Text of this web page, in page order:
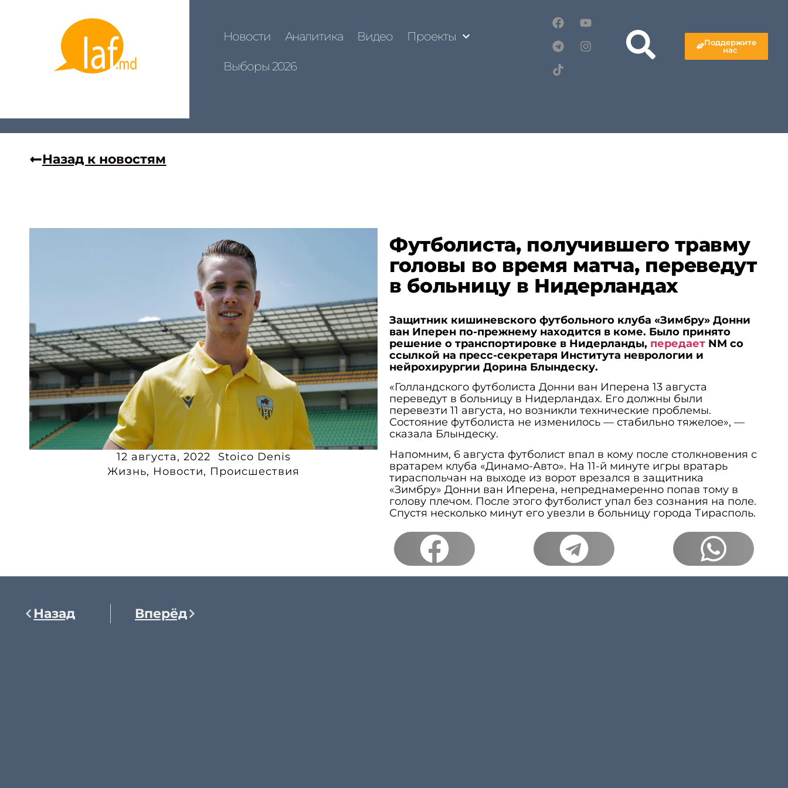
Новости Аналитика Видео Проекты
Выборы 2026
Поддержите
нас
Назад к новостям
12 августа, 2022
Stoico Denis
Жизнь, Новости, Происшествия
Футболиста, получившего травму
головы во время матча, переведут
в больницу в Нидерландах
Защитник кишиневского футбольного клуба «Зимбру» Донни
ван Иперен по-прежнему находится в коме. Было принято
решение о транспортировке в Нидерланды, передаетNM со
ссылкой на пресс-секретаря Института неврологии и
нейрохирургии Дорина Блындеску.
«Голландского футболиста Донни ван Иперена 13 августа
переведут в больницу в Нидерландах. Его должны были
перевезти 11 августа, но возникли технические проблемы.
Состояние футболиста не изменилось — стабильно тяжелое», —
сказала Блындеску.
Напомним, 6 августа футболист впал в кому после столкновения с
вратарем клуба «Динамо-Авто». На 11-й минуте игры вратарь
тираспольчан на выходе из ворот врезался в защитника
«Зимбру» Донни ван Иперена, непреднамеренно попав тому в
голову плечом. После этого футболист упал без сознания на поле.
Спустя несколько минут его увезли в больницу города Тирасполь.
Назад Вперёд